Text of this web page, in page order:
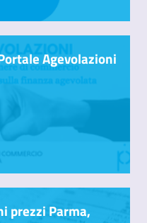
Agevolazioni
prezzi Parma,